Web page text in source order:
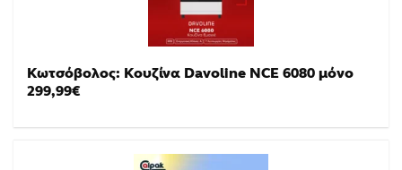
Κωτσόβολος: Κουζίνα Davoline NCE 6080 μόνο
299,99€